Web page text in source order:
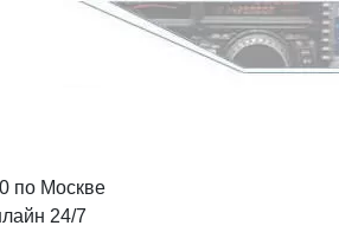
по Москве
24/7